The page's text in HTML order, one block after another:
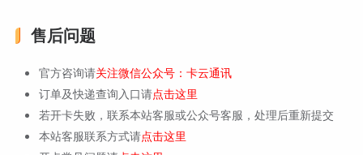
售后问题
官方咨询请关注微信公众号：卡云通讯
订单及快递查询入口请点击这里
若开卡失败，联系本站客服或公众号客服，处理后重新提交
本站客服联系方式请点击这里